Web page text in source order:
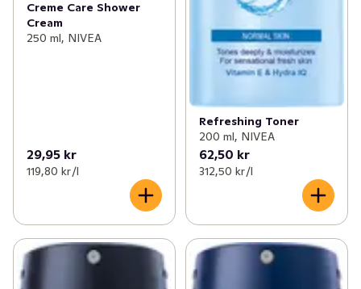
Creme Care Shower
Cream
250 ml, NIVEA
29,95 kr
119,80 kr /l
Refreshing Toner
200 ml, NIVEA
62,50 kr
312,50 kr /l